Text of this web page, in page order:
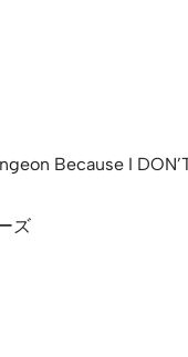
Because I
ズ